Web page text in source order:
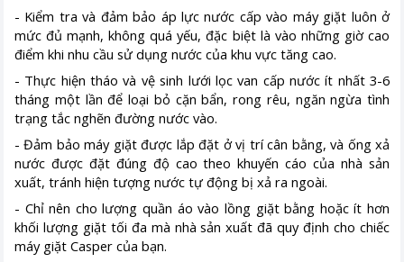
- Kiểm tra và đảm bảo áp lực nước cấp vào máy giặt luôn ở
mức đủ mạnh, không quá yếu, đặc biệt là vào những giờ cao
điểm khi nhu cầu sử dụng nước của khu vực tăng cao.
- Thực hiện tháo và vệ sinh lưới lọc van cấp nước ít nhất 3-6
tháng một lần để loại bỏ cặn bẩn, rong rêu, ngăn ngừa tình
trạng tắc nghẽn đường nước vào.
- Đảm bảo máy giặt được lắp đặt ở vị trí cân bằng, và ống xả
nước được đặt đúng độ cao theo khuyến cáo của nhà sản
xuất, tránh hiện tượng nước tự động bị xả ra ngoài.
- Chỉ nên cho lượng quần áo vào lồng giặt bằng hoặc ít hơn
khối lượng giặt tối đa mà nhà sản xuất đã quy định cho chiếc
máy giặt Casper của bạn.